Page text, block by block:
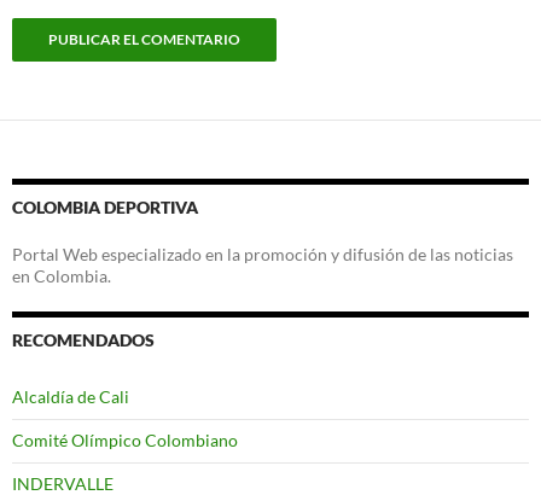
COLOMBIA DEPORTIVA
Portal Web especializado en la promoción y difusión de las noticias
en Colombia.
RECOMENDADOS
Alcaldía de Cali
Comité Olímpico Colombiano
INDERVALLE